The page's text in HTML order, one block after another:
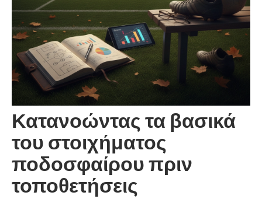
Κατανοώντας τα βασικά
του στοιχήματος
ποδοσφαίρου πριν
τοποθετήσεις